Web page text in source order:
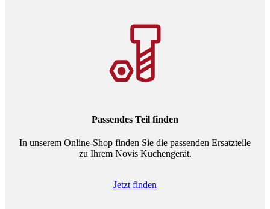
Passendes Teil finden
In unserem Online-Shop finden Sie die passenden Ersatzteile
zu Ihrem Novis Küchengerät.
Jetzt finden